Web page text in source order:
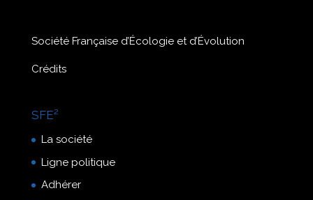
Société Française d’Écologie et d’Évolution
Crédits
SFE²
La société
Ligne politique
Adhérer